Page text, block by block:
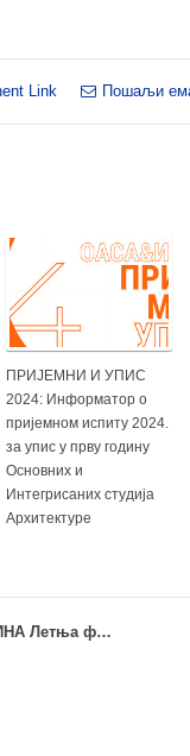
Link Пошаљи
ПРИЈЕМНИ И УПИС
2024: Информатор о
пријемном испиту 2024.
за упис у прву годину
Основних и
Интегрисаних студија
Архитектуре
Future Architecture/БИНА Летња филмска школа